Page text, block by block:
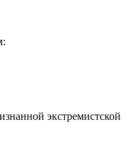
экстремистской